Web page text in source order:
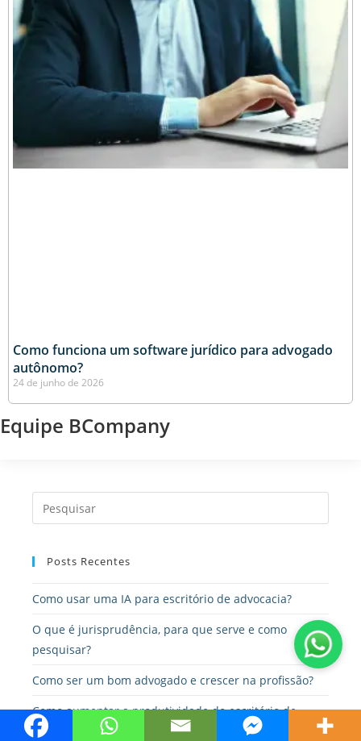
Como funciona um software jurídico para advogado
autônomo?
24 de junho de 2026
Equipe BCompany
Posts Recentes
Como usar uma IA para escritório de advocacia?
O que é jurisprudência, para que serve e como
pesquisar?
Como ser um bom advogado e crescer na profissão?
Como aumentar a produtividade do escritório de
advocacia?